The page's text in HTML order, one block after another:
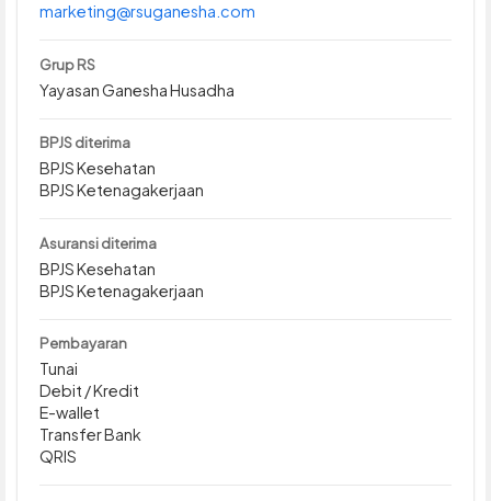
marketing@rsuganesha.com
Grup RS
Yayasan Ganesha Husadha
BPJS diterima
BPJS Kesehatan
BPJS Ketenagakerjaan
Asuransi diterima
BPJS Kesehatan
BPJS Ketenagakerjaan
Pembayaran
Tunai
Debit / Kredit
E-wallet
Transfer Bank
QRIS